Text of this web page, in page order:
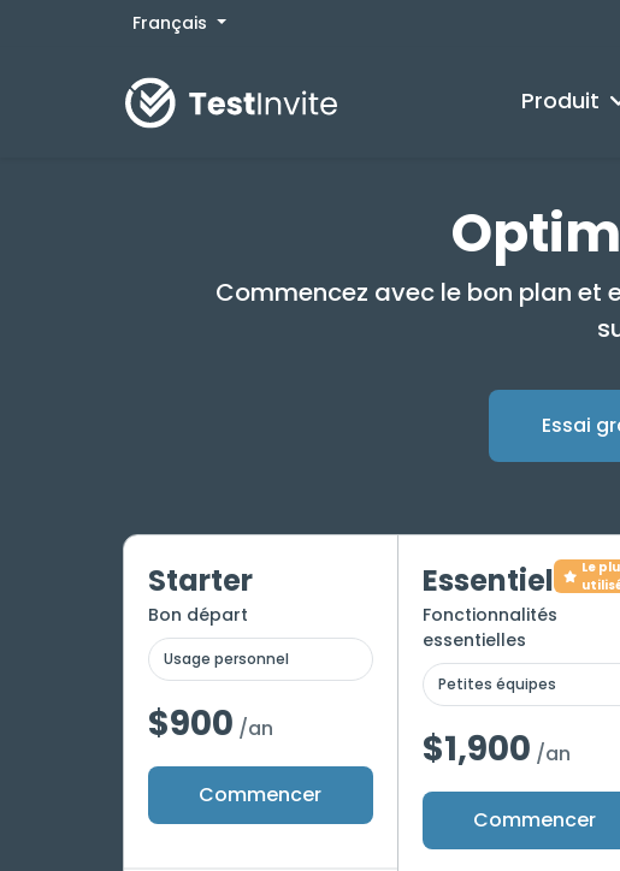
Français
Produit
Commencez avec le bon plan et
Essai
Starter
Bon départ
Usage personnel
$900 /an
Commencer
Essentiel
Le
Fonctionnalités
essentielles
Petites équipes
$1,900 /an
Commencer